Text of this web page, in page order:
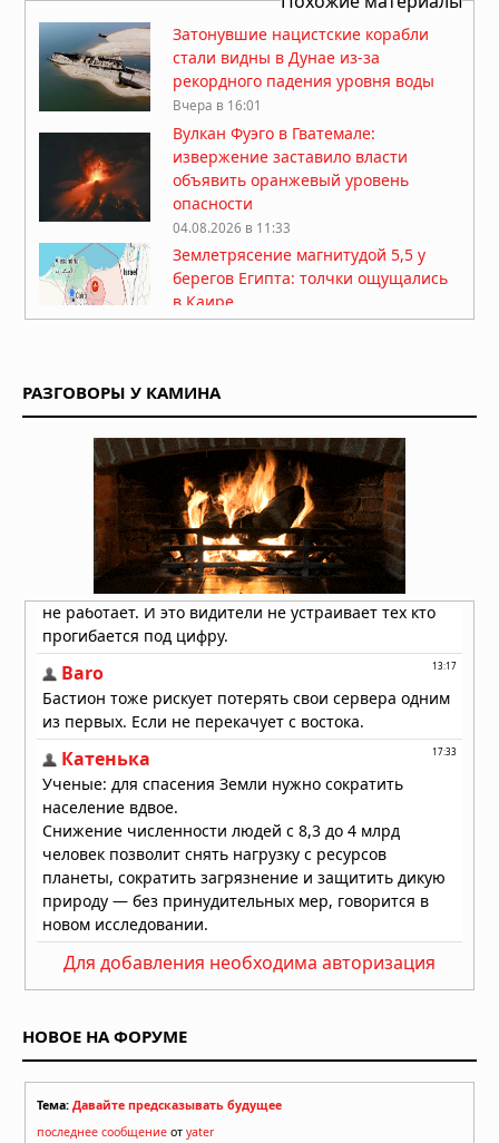
Затонувшие нацистские корабли
стали видны в Дунае из-за
рекордного падения уровня воды
Вчера в 16:01
Вулкан Фуэго в Гватемале:
извержение заставило власти
объявить оранжевый уровень
опасности
04.08.2026 в 11:33
Землетрясение магнитудой 5,5 у
берегов Египта: толчки ощущались
в Каире
2026 году движется к побережью
Восточной Азии
01.08.2026 в 15:17
Землетрясение в Италии: магнитуда
4,7 у Неаполя, повреждения и
отключения электроэнергии
01.08.2026 в 09:32
Подводный супервулкан Кикай
заполняется свежей магмой: новое
исследование раскрывает механизм
перезарядки гигантских кальдер
Необычный торнадо ударил по
одному пригороду Чикаго дважды
Лесные пожары объявлены
«угрозой национальной
безопасности» в Европе, пламя
распространилось на Грецию и
Великобританию
30.07.2026 в 13:57
Бразилию накрыли мощные
ураганы: пять человек погибли,
тысячи людей не смогли добраться
30.07.2026 в 12:02
Землетрясение в Японии: число
погибших достигло 13, спасатели
ищут выживших
29.07.2026 в 13:51
РАЗГОВОРЫ У КАМИНА
Для добавления необходима авторизация
НОВОЕ НА ФОРУМЕ
Тема: Давайте предсказывать будущее
последнее сообщение от yater